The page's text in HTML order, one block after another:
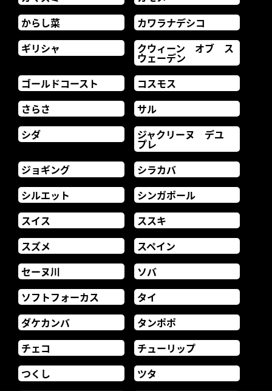
からし菜
カワラナデシコ
ギリシャ
クウィーン オブ ス
ウェーデン
ゴールドコースト
コスモス
さらさ
サル
シダ
ジャクリーヌ デユ
プレ
ジョギング
シラカバ
シルエット
シンガポール
スイス
ススキ
スズメ
スペイン
セーヌ川
ソバ
ソフトフォーカス
タイ
ダケカンバ
タンポポ
チェコ
チューリップ
つくし
ツタ